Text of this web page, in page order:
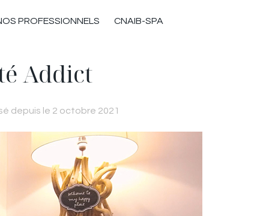
PROFESSIONNELS CNAIB-SPA
Addict
depuis le 2 octobre 2021